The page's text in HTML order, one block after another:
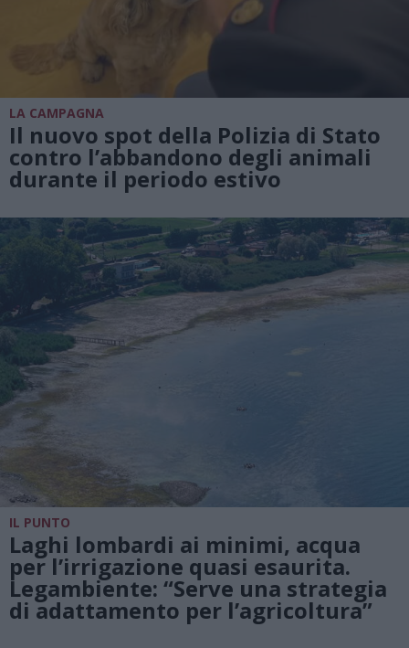
LA CAMPAGNA
Il nuovo spot della Polizia di Stato
contro l’abbandono degli animali
durante il periodo estivo
IL PUNTO
Laghi lombardi ai minimi, acqua
per l’irrigazione quasi esaurita.
Legambiente: “Serve una strategia
di adattamento per l’agricoltura”